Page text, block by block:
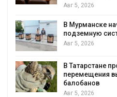
Авг 5, 2026
В Мурманске
подземную
Авг 5, 2026
В Татарстане
перемещения
балобанов
Авг 5, 2026